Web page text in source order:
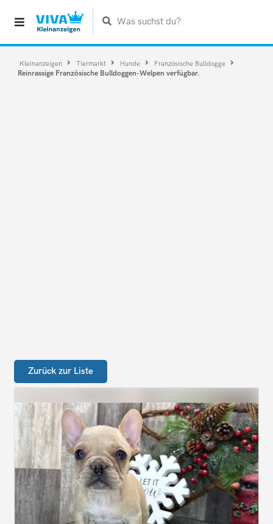
Was suchst du?
Kleinanzeigen Tiermarkt Hunde Französische Bulldogge
Reinrassige Französische Bulldoggen-Welpen verfügbar.
Zurück zur Liste